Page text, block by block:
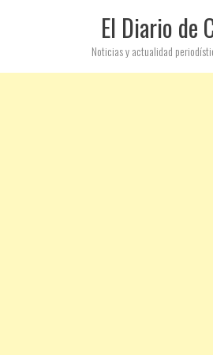
El Diario de
Noticias y actualidad